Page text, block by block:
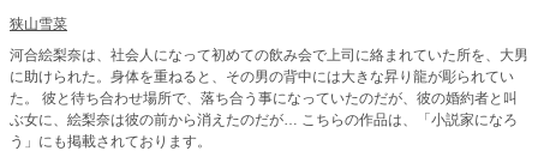
狭山雪菜
河合絵梨奈は、社会人になって初めての飲み会で上司に絡まれていた所を、大男
に助けられた。身体を重ねると、その男の背中には大きな昇り龍が彫られてい
た。 彼と待ち合わせ場所で、落ち合う事になっていたのだが、彼の婚約者と叫
ぶ女に、絵梨奈は彼の前から消えたのだが… こちらの作品は、「小説家になろ
う」にも掲載されております。